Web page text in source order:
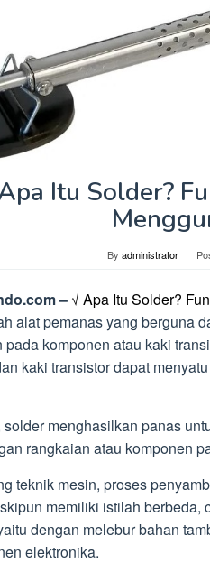
Itu Solder?
By administrator
– √ Apa Itu Solder?
alat pemanas yang berguna
pada komponen atau kaki
kaki transistor dapat
menghasilkan panas
rangkaian atau komponen
teknik mesin, proses
memiliki istilah berbeda,
dengan melebur bahan
elektronika.